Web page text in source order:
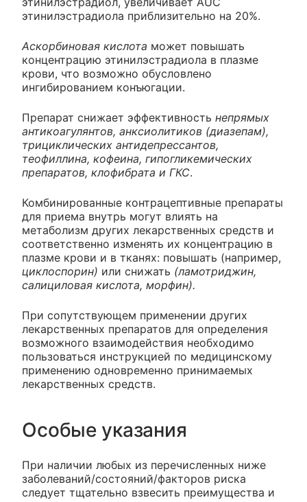
этинилэстрадиола приблизительно на 20%.
Аскорбиновая кислота может повышать
концентрацию этинилэстрадиола в плазме
крови, что возможно обусловлено
ингибированием конъюгации.
Препарат снижает эффективность непрямых
антикоагулянтов, анксиолитиков (диазепам),
трициклических антидепрессантов,
теофиллина, кофеина, гипогликемических
препаратов, клофибрата и ГКС.
Комбинированные контрацептивные препараты
для приема внутрь могут влиять на
метаболизм других лекарственных средств и
соответственно изменять их концентрацию в
плазме крови и в тканях: повышать (например,
циклоспорин) или снижать (ламотриджин,
салициловая кислота, морфин).
При сопутствующем применении других
лекарственных препаратов для определения
возможного взаимодействия необходимо
пользоваться инструкцией по медицинскому
применению одновременно принимаемых
лекарственных средств.
Особые указания
При наличии любых из перечисленных ниже
заболеваний/состояний/факторов риска
следует тщательно взвесить преимущества и